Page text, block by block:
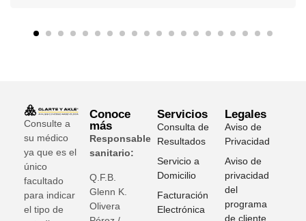
Consulte a
su médico
ya que es el
único
facultado
para indicar
el tipo de
Conoce
más
Responsable
sanitario:
Q.F.B.
Glenn K
Olivera
Servicios
Consulta de
Resultados
Servicio a
Domicilio
Facturación
Electrónica
Legales
Aviso de
Privacidad
Aviso de
privacidad
del
programa
de cliente